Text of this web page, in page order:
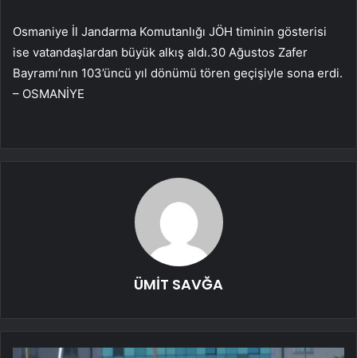
Osmaniye İl Jandarma Komutanlığı JÖH timinin gösterisi
ise vatandaşlardan büyük alkış aldı.30 Ağustos Zafer
Bayramı’nın 103’üncü yıl dönümü tören geçişiyle sona erdi.
– OSMANİYE
ÜMİT SAVĞA